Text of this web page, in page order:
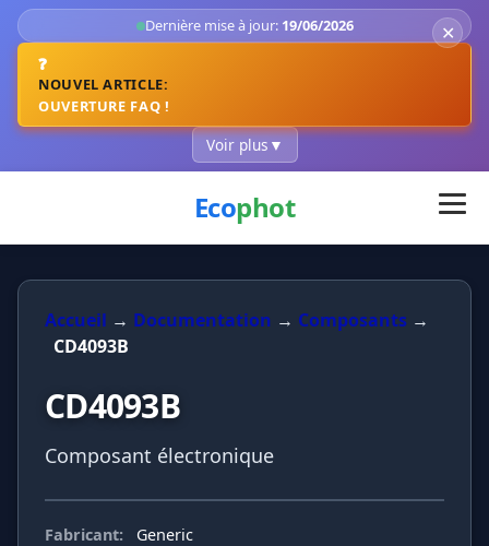
Dernière mise à jour: 19/06/2026
❓
NOUVEL ARTICLE:
OUVERTURE FAQ !
Voir plus ▼
✕
Ecophot
Accueil → Documentation → Composants →
CD4093B
CD4093B
Composant électronique
Fabricant:
Generic